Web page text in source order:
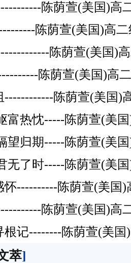
陈荫萱(美国)高
陈荫萱(美国)高
陈荫萱(美国)
陈荫萱(美国)高
------------陈荫萱(美国)
富热忱-----陈荫萱(美
望归期-----陈荫萱(美
无了时-----陈荫萱(美
怀----------陈荫萱(美国
陈荫萱(美国)高
根记--------陈荫萱(美
萃]